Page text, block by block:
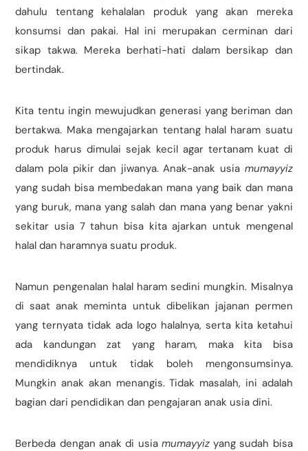
dahulu tentang kehalalan produk yang akan mereka
konsumsi dan pakai. Hal ini merupakan cerminan dari
sikap takwa. Mereka berhati-hati dalam bersikap dan
bertindak.
Kita tentu ingin mewujudkan generasi yang beriman dan
bertakwa. Maka mengajarkan tentang halal haram suatu
produk harus dimulai sejak kecil agar tertanam kuat di
dalam pola pikir dan jiwanya. Anak-anak usia mumayyiz
yang sudah bisa membedakan mana yang baik dan mana
yang buruk, mana yang salah dan mana yang benar yakni
sekitar usia 7 tahun bisa kita ajarkan untuk mengenal
halal dan haramnya suatu produk.
Namun pengenalan halal haram sedini mungkin. Misalnya
di saat anak meminta untuk dibelikan jajanan permen
yang ternyata tidak ada logo halalnya, serta kita ketahui
ada kandungan zat yang haram, maka kita bisa
mendidiknya untuk tidak boleh mengonsumsinya.
Mungkin anak akan menangis. Tidak masalah, ini adalah
bagian dari pendidikan dan pengajaran anak usia dini.
Berbeda dengan anak di usia mumayyizyang sudah bisa